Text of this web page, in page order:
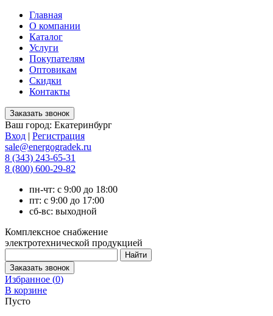
Главная
О компании
Каталог
Услуги
Покупателям
Оптовикам
Скидки
Контакты
Ваш город: Екатеринбург
Вход | Регистрация
sale@energogradek.ru
8 (343) 243-65-31
8 (800) 600-29-82
пн-чт: с 9:00 до 18:00
пт: с 9:00 до 17:00
сб-вс: выходной
Комплексное снабжение
электротехнической продукцией
Избранное (0)
В корзине
Пусто